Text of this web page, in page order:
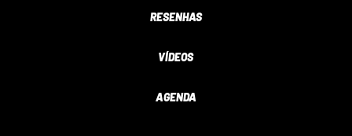
RESENHAS
VÍDEOS
AGENDA